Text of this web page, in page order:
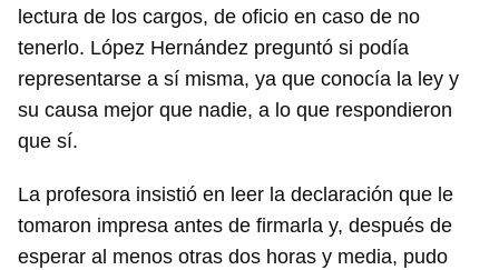
lectura de los cargos, de oficio en caso de no
tenerlo. López Hernández preguntó si podía
representarse a sí misma, ya que conocía la ley y
su causa mejor que nadie, a lo que respondieron
que sí.
La profesora insistió en leer la declaración que le
tomaron impresa antes de firmarla y, después de
esperar al menos otras dos horas y media, pudo